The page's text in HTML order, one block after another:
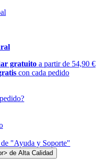
gratuito a partir de 54,90 €
con cada pedido
de "Ayuda y Soporte"